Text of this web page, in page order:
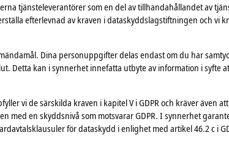
tjänsteleverantörer som en del av tillhandahållandet av
efterlevnad av kraven i dataskyddslagstiftningen och vi
Dina personuppgifter delas endast om du har
Detta kan i synnerhet innefatta utbyte av information i syfte
vi de särskilda kraven i kapitel V i GDPR och kräver även
en skyddsnivå som motsvarar GDPR. I synnerhet
för dataskydd i enlighet med artikel 46.2 c i